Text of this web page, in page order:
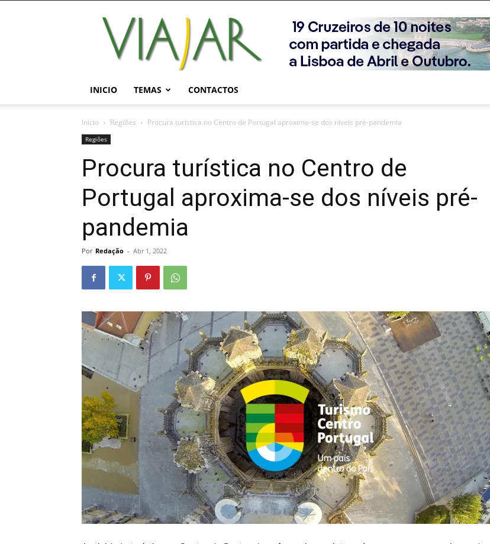
Viajar
Magazine
Online
INICIO TEMAS CONTACTOS
Início Regiões Procura turística no Centro de Portugal aproxima-se dos níveis pré-pandemia
Regiões
Procura turística no Centro de
Portugal aproxima-se dos níveis pré-
pandemia
Por Redação - Abr 1, 2022